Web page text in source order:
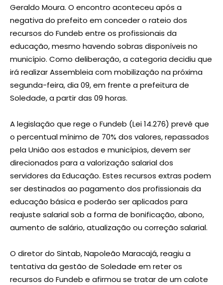
Geraldo Moura. O encontro aconteceu após a
negativa do prefeito em conceder o rateio dos
recursos do Fundeb entre os profissionais da
educação, mesmo havendo sobras disponíveis no
município. Como deliberação, a categoria decidiu que
irá realizar Assembleia com mobilização na próxima
segunda-feira, dia 09, em frente a prefeitura de
Soledade, a partir das 09 horas.
A legislação que rege o Fundeb (Lei 14.276) prevê que
o percentual mínimo de 70% dos valores, repassados
pela União aos estados e municípios, devem ser
direcionados para a valorização salarial dos
servidores da Educação. Estes recursos extras podem
ser destinados ao pagamento dos profissionais da
educação básica e poderão ser aplicados para
reajuste salarial sob a forma de bonificação, abono,
aumento de salário, atualização ou correção salarial.
O diretor do Sintab, Napoleão Maracajá, reagiu a
tentativa da gestão de Soledade em reter os
recursos do Fundeb e afirmou se tratar de um calote